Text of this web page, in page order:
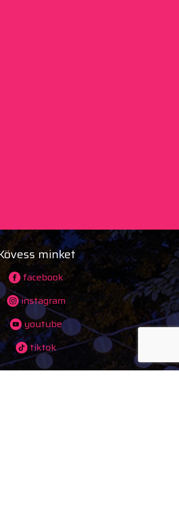
minket
facebook
instagram
youtube
tiktok